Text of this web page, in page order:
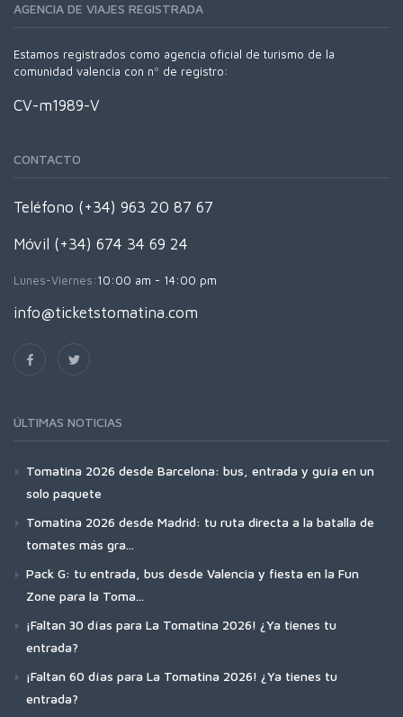
AGENCIA DE VIAJES REGISTRADA
Estamos registrados como agencia oficial de turismo de la
comunidad valencia con nº de registro:
CV-m1989-V
CONTACTO
Teléfono (+34) 963 20 87 67
Móvil (+34) 674 34 69 24
Lunes-Viernes:10:00 am - 14:00 pm
info@ticketstomatina.com
ÚLTIMAS NOTICIAS
Tomatina 2026 desde Barcelona: bus, entrada y guía en un
solo paquete
Tomatina 2026 desde Madrid: tu ruta directa a la batalla de
tomates más gra...
Pack G: tu entrada, bus desde Valencia y fiesta en la Fun
Zone para la Toma...
¡Faltan 30 días para La Tomatina 2026! ¿Ya tienes tu
entrada?
¡Faltan 60 días para La Tomatina 2026! ¿Ya tienes tu
entrada?